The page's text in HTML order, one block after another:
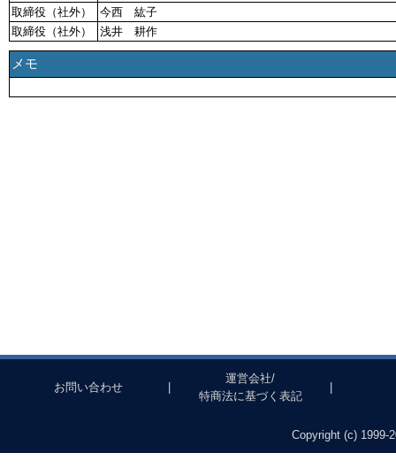
取締役（社外）
今西 紘子
取締役（社外）
浅井 耕作
メモ
お問い合わせ
運営会社/
特商法に基づく表記
Copyright (c) 1999-